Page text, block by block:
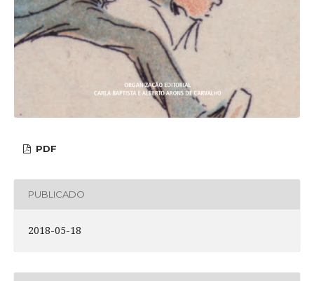
PDF
PUBLICADO
2018-05-18